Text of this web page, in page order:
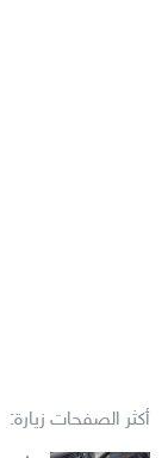
أكثر الصفحات زيارة: